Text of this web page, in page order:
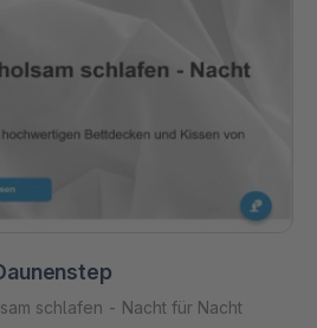
schlafen - Nacht für Nacht